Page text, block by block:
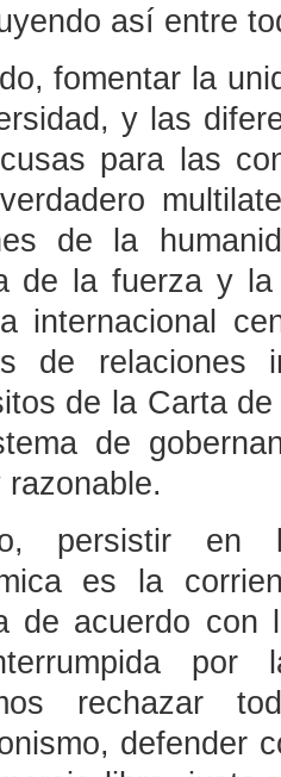
así entre
fomentar la
y las
para las
de la
de la fuerza y
internacional
de relaciones
de la Carta
de
razonable.
persistir en
es la
de acuerdo
por
rechazar
defender